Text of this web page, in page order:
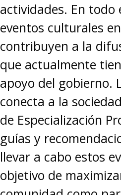
actividades. En todo
eventos culturales
contribuyen a la
que actualmente
apoyo del gobierno.
conecta a la
de Especialización
guías y
llevar a cabo estos
objetivo de